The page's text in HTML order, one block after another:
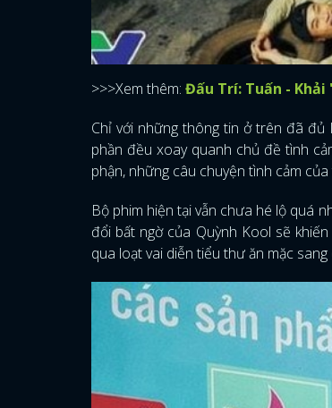
>>>Xem thêm: Đấu Trí: Tuấn -
Chỉ với những thông tin ở trên đã
phần đều xoay quanh chủ đề tình
phận, những câu chuyện tình cảm
Bộ phim hiện tại vẫn chưa hé lộ quá
đổi bất ngờ của Quỳnh Kool sẽ
qua loạt vai diễn tiểu thư ăn mặc